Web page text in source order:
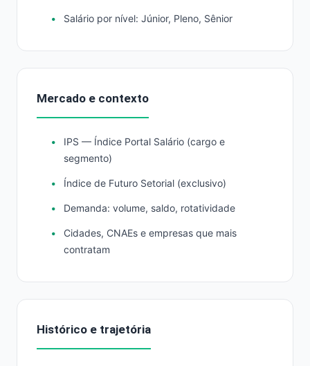
Salário por nível: Júnior, Pleno, Sênior
Mercado e contexto
IPS — Índice Portal Salário (cargo e
segmento)
Índice de Futuro Setorial (exclusivo)
Demanda: volume, saldo, rotatividade
Cidades, CNAEs e empresas que mais
contratam
Histórico e trajetória